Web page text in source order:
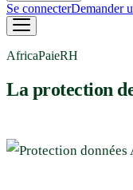
Se connecterDemander
AfricaPaieRH
La protection